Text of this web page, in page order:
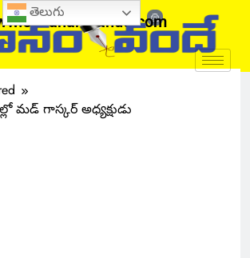
మడ్ గాస్కర్ అధ్యక్షుడు
తెలుగు